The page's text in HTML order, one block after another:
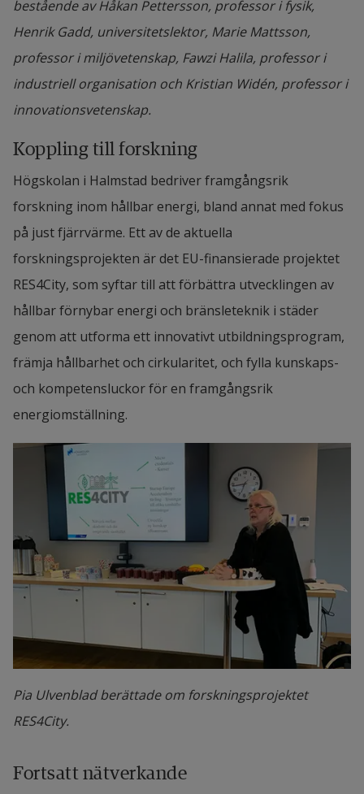
bestående av Håkan Pettersson, professor i fysik,
Henrik Gadd, universitetslektor, Marie Mattsson,
professor i miljövetenskap, Fawzi Halila, professor i
industriell organisation och Kristian Widén, professor i
innovationsvetenskap.
Koppling till forskning
Högskolan i Halmstad bedriver framgångsrik
forskning inom hållbar energi, bland annat med fokus
på just fjärrvärme. Ett av de aktuella
forskningsprojekten är det EU-finansierade projektet
RES4City, som syftar till att förbättra utvecklingen av
hållbar förnybar energi och bränsleteknik i städer
genom att utforma ett innovativt utbildningsprogram,
främja hållbarhet och cirkularitet, och fylla kunskaps-
och kompetensluckor för en framgångsrik
energiomställning.
Pia Ulvenblad berättade om forskningsprojektet
RES4City.
Fortsatt nätverkande